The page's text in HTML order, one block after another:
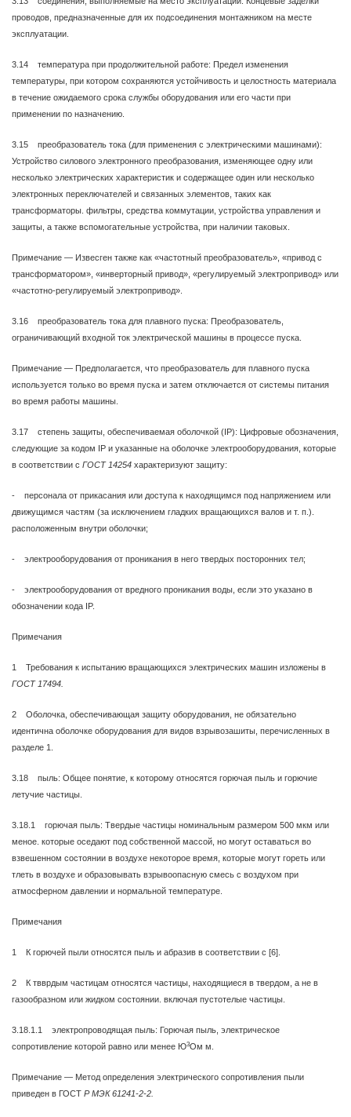
проводов, предназначенные для их подсоединения монтажником на месте
эксплуатации.
3.14 температура при продолжительной работе: Предел изменения
температуры, при котором сохраняются устойчивость и целостность материала
в течение ожидаемого срока службы оборудования или его части при
применении по назначению.
3.15 преобразователь тока (для применения с электрическими машинами):
Устройство силового электронного преобразования, изменяющее одну или
несколько электрических характеристик и содержащее один или несколько
электронных переключателей и связанных элементов, таких как
трансформаторы. фильтры, средства коммутации, устройства управления и
защиты, а также вспомогательные устройства, при наличии таковых.
Примечание — Извесген также как «частотный преобразователь», «привод с
трансформатором», «инверторный привод», «регулируемый электропривод» или
«частотно-регулируемый электропривод».
3.16 преобразователь тока для плавного пуска: Преобразователь,
ограничивающий входной ток электрической машины в процессе пуска.
Примечание — Предполагается, что преобразователь для плавного пуска
используется только во время пуска и затем отключается от системы питания
во время работы машины.
3.17 степень защиты, обеспечиваемая оболочкой (IP): Цифровые обозначения,
следующие за кодом IP и указанные на оболочке электрооборудования, которые
в соответствии с ГОСТ 14254 характеризуют защиту:
- персонала от прикасания или доступа к находящимся под напряжением или
движущимся частям (за исключением гладких вращающихся валов и т. п.).
расположенным внутри оболочки;
- электрооборудования от проникания в него твердых посторонних тел;
- электрооборудования от вредного проникания воды, если это указано в
обозначении кода IP.
Примечания
1 Требования к испытанию вращающихся электрических машин изложены в
ГОСТ 17494.
2 Оболочка, обеспечивающая защиту оборудования, не обязательно
идентична оболочке оборудования для видов взрывозашиты, перечисленных в
разделе 1.
3.18 пыль: Общее понятие, к которому относятся горючая пыль и горючие
летучие частицы.
3.18.1 горючая пыль: Твердые частицы номинальным размером 500 мкм или
меное. которые оседают под собственной массой, но могут оставаться во
взвешенном состоянии в воздухе некоторое время, которые могут гореть или
тлеть в воздухе и образовывать взрывоопасную смесь с воздухом при
атмосферном давлении и нормальной температуре.
Примечания
1 К горючей пыли относятся пыль и абразив в соответствии с [6].
2 К твврдым частицам относятся частицы, находящиеся в твердом, а не в
газообразном или жидком состоянии. включая пустотелые частицы.
3.18.1.1 электропроводящая пыль: Горючая пыль, электрическое
сопротивление которой равно или менее Ю3Ом м.
Примечание — Метод определения электрического сопротивления пыли
приведен в ГОСТ Р МЭК 61241-2-2.